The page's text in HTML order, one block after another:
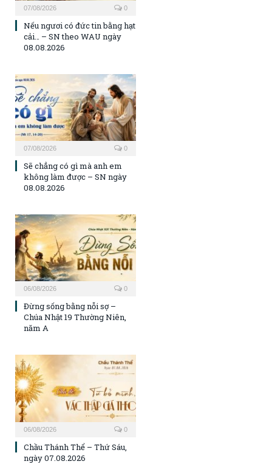
07/08/2026 0
Nếu ngươi có đức tin bằng hạt
cải… – SN theo WAU ngày
08.08.2026
07/08/2026 0
Sẽ chẳng có gì mà anh em
không làm được – SN ngày
08.08.2026
06/08/2026 0
Đừng sống bằng nỗi sợ –
Chúa Nhật 19 Thường Niên,
năm A
06/08/2026 0
Chầu Thánh Thể – Thứ Sáu,
ngày 07.08.2026